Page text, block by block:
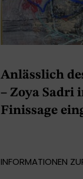
Anlässlich
– Zoya Sadri
Finissage
INFORMATIONEN